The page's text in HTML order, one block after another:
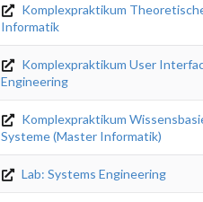
Komplexpraktikum
Informatik
Komplexpraktikum User
Engineering
Komplexpraktikum
Systeme (Master Informatik)
Lab: Systems Engineering